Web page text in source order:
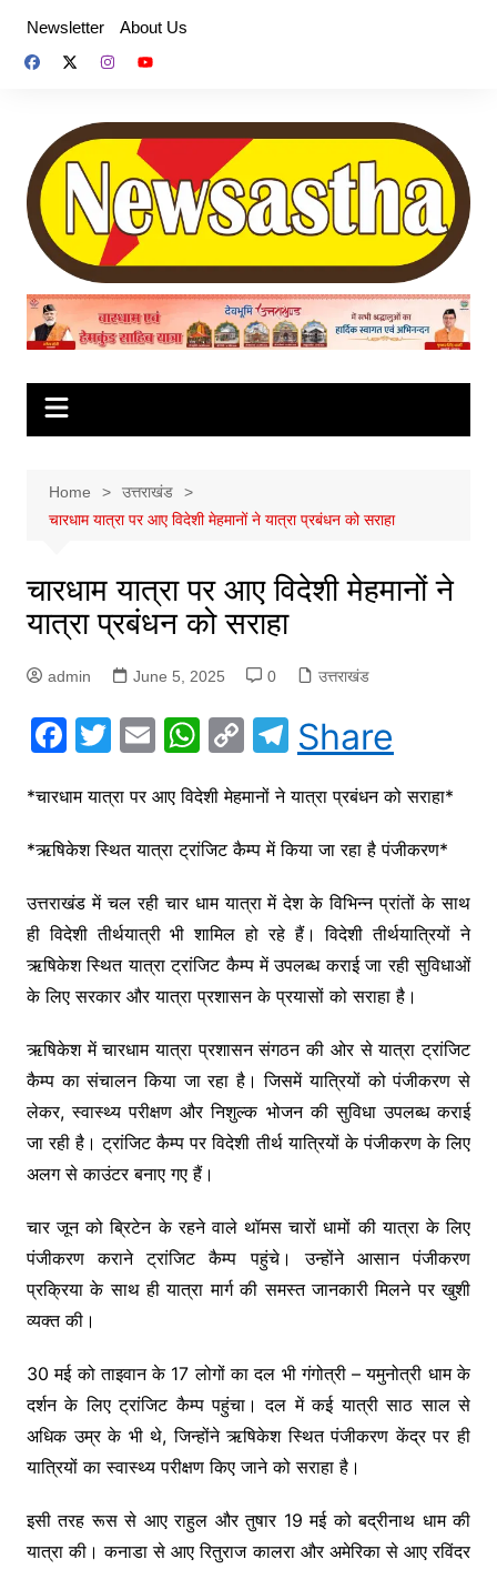
content
Newsletter About Us
Home
उत्तराखंड
चारधाम यात्रा पर आए विदेशी मेहमानों ने यात्रा प्रबंधन को सराहा
चारधाम यात्रा पर आए विदेशी मेहमानों ने
यात्रा प्रबंधन को सराहा
admin June 5, 2025 0 उत्तराखंड
F
c
e
o
o
k
T
itt
er
E
ai
l
W
at
s
p
p
C
p
y
n
k
T
el
e
gr
m
Share
*चारधाम यात्रा पर आए विदेशी मेहमानों ने यात्रा प्रबंधन को सराहा*
*ऋषिकेश स्थित यात्रा ट्रांजिट कैम्प में किया जा रहा है पंजीकरण*
उत्तराखंड में चल रही चार धाम यात्रा में देश के विभिन्न प्रांतों के साथ
ही विदेशी तीर्थयात्री भी शामिल हो रहे हैं। विदेशी तीर्थयात्रियों ने
ऋषिकेश स्थित यात्रा ट्रांजिट कैम्प में उपलब्ध कराई जा रही सुविधाओं
के लिए सरकार और यात्रा प्रशासन के प्रयासों को सराहा है।
ऋषिकेश में चारधाम यात्रा प्रशासन संगठन की ओर से यात्रा ट्रांजिट
कैम्प का संचालन किया जा रहा है। जिसमें यात्रियों को पंजीकरण से
लेकर, स्वास्थ्य परीक्षण और निशुल्क भोजन की सुविधा उपलब्ध कराई
जा रही है। ट्रांजिट कैम्प पर विदेशी तीर्थ यात्रियों के पंजीकरण के लिए
अलग से काउंटर बनाए गए हैं।
चार जून को ब्रिटेन के रहने वाले थॉमस चारों धामों की यात्रा के लिए
पंजीकरण कराने ट्रांजिट कैम्प पहुंचे। उन्होंने आसान पंजीकरण
प्रक्रिया के साथ ही यात्रा मार्ग की समस्त जानकारी मिलने पर खुशी
व्यक्त की।
30 मई को ताइवान के 17 लोगों का दल भी गंगोत्री – यमुनोत्री धाम के
दर्शन के लिए ट्रांजिट कैम्प पहुंचा। दल में कई यात्री साठ साल से
अधिक उम्र के भी थे, जिन्होंने ऋषिकेश स्थित पंजीकरण केंद्र पर ही
यात्रियों का स्वास्थ्य परीक्षण किए जाने को सराहा है।
इसी तरह रूस से आए राहुल और तुषार 19 मई को बद्रीनाथ धाम की
यात्रा की। कनाडा से आए रितुराज कालरा और अमेरिका से आए रविंदर